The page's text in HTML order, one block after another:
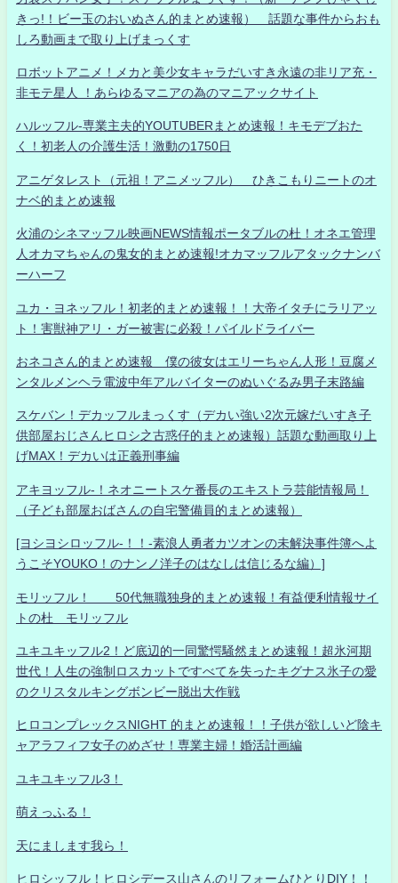
きっ!！ビー玉のおいぬさん的まとめ速報） 話題な事件からおも
しろ動画まで取り上げまっくす
ロボットアニメ！メカと美少女キャラだいすき永遠の非リア充・
非モテ星人 ！あらゆるマニアの為のマニアックサイト
ハルッフル-専業主夫的YOUTUBERまとめ速報！キモデブおた
く！初老人の介護生活！激動の1750日
アニゲタレスト（元祖！アニメッフル） ひきこもりニートのオ
ナベ的まとめ速報
火浦のシネマッフル映画NEWS情報ポータブルの杜！オネエ管理
人オカマちゃんの鬼女的まとめ速報!オカマッフルアタックナンバ
ーハーフ
ユカ・ヨネッフル！初老的まとめ速報！！大帝イタチにラリアッ
ト！害獣神アリ・ガー被害に必殺！パイルドライバー
おネコさん的まとめ速報 僕の彼女はエリーちゃん人形！豆腐メ
ンタルメンヘラ電波中年アルバイターのぬいぐるみ男子末路編
スケバン！デカッフルまっくす（デカい強い2次元嫁だいすき子
供部屋おじさんヒロシ之古惑仔的まとめ速報）話題な動画取り上
げMAX！デカいは正義刑事編
アキヨッフル-！ネオニートスケ番長のエキストラ芸能情報局！
（子ども部屋おばさんの自宅警備員的まとめ速報）
[ヨシヨシロッフル-！！-素浪人勇者カツオンの未解決事件簿へよ
うこそYOUKO！のナンノ洋子のはなしは信じるな編）]
モリッフル！ 50代無職独身的まとめ速報！有益便利情報サイ
トの杜 モリッフル
ユキユキッフル2！ど底辺的一同驚愕騒然まとめ速報！超氷河期
世代！人生の強制ロスカットですべてを失ったキグナス氷子の愛
のクリスタルキングボンビー脱出大作戦
ヒロコンプレックスNIGHT 的まとめ速報！！子供が欲しいど陰キ
ャアラフィフ女子のめざせ！専業主婦！婚活計画編
ユキユキッフル3！
萌えっふる！
天にまします我ら！
ヒロシッフル！ヒロシデース山さんのリフォームひとりDIY！！